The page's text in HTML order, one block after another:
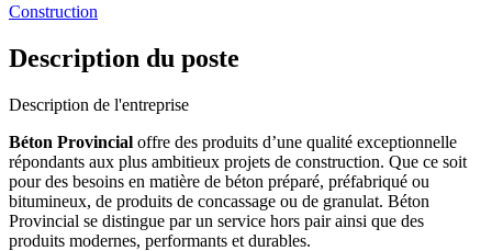
Construction
Description du poste
Description de l'entreprise
Béton Provincial offre des produits d’une qualité exceptionnelle
répondants aux plus ambitieux projets de construction. Que ce soit
pour des besoins en matière de béton préparé, préfabriqué ou
bitumineux, de produits de concassage ou de granulat. Béton
Provincial se distingue par un service hors pair ainsi que des
produits modernes, performants et durables.